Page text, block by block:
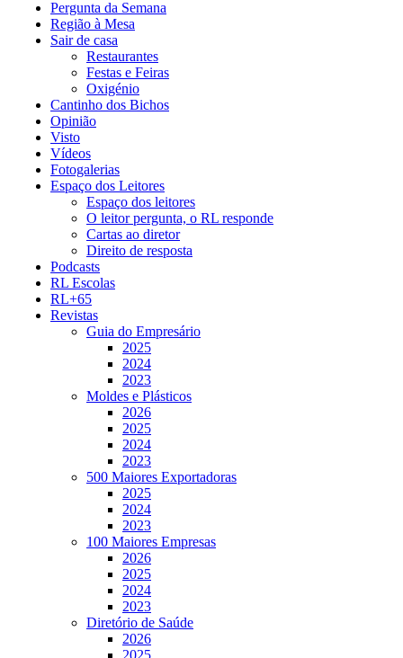
Pergunta da Semana
Região à Mesa
Sair de casa
Restaurantes
Festas e Feiras
Oxigénio
Cantinho dos Bichos
Opinião
Visto
Vídeos
Fotogalerias
Espaço dos Leitores
Espaço dos leitores
O leitor pergunta, o RL responde
Cartas ao diretor
Direito de resposta
Podcasts
RL Escolas
RL+65
Revistas
Guia do Empresário
2025
2024
2023
Moldes e Plásticos
2026
2025
2024
2023
500 Maiores Exportadoras
2025
2024
2023
100 Maiores Empresas
2026
2025
2024
2023
Diretório de Saúde
2026
2025